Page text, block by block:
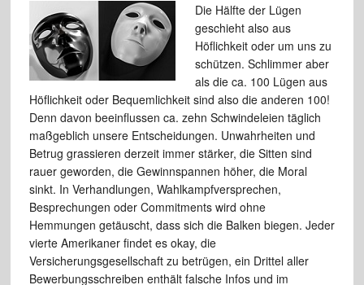
Die Hälfte der Lügen
geschieht also aus
Höflichkeit oder um uns zu
schützen. Schlimmer aber
als die ca. 100 Lügen aus
Höflichkeit oder Bequemlichkeit sind also die anderen 100!
Denn davon beeinflussen ca. zehn Schwindeleien täglich
maßgeblich unsere Entscheidungen. Unwahrheiten und
Betrug grassieren derzeit immer stärker, die Sitten sind
rauer geworden, die Gewinnspannen höher, die Moral
sinkt. In Verhandlungen, Wahlkampfversprechen,
Besprechungen oder Commitments wird ohne
Hemmungen getäuscht, dass sich die Balken biegen. Jeder
vierte Amerikaner findet es okay, die
Versicherungsgesellschaft zu betrügen, ein Drittel aller
Bewerbungsschreiben enthält falsche Infos und im